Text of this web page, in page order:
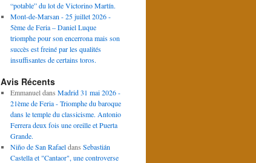
“potable” du lot de Victorino Martín.
Mont-de-Marsan - 25 juillet 2026 -
5ème de Feria – Daniel Luque
triomphe pour son encerrona mais son
succès est freiné par les qualités
insuffisantes de certains toros.
Avis Récents
Emmanueldans Madrid 31 mai 2026 -
21ème de Feria - Triomphe du baroque
dans le temple du classicisme. Antonio
Ferrera deux fois une oreille et Puerta
Grande.
Niño de San Rafaeldans Sebastián
Castella et "Cantaor", une controverse